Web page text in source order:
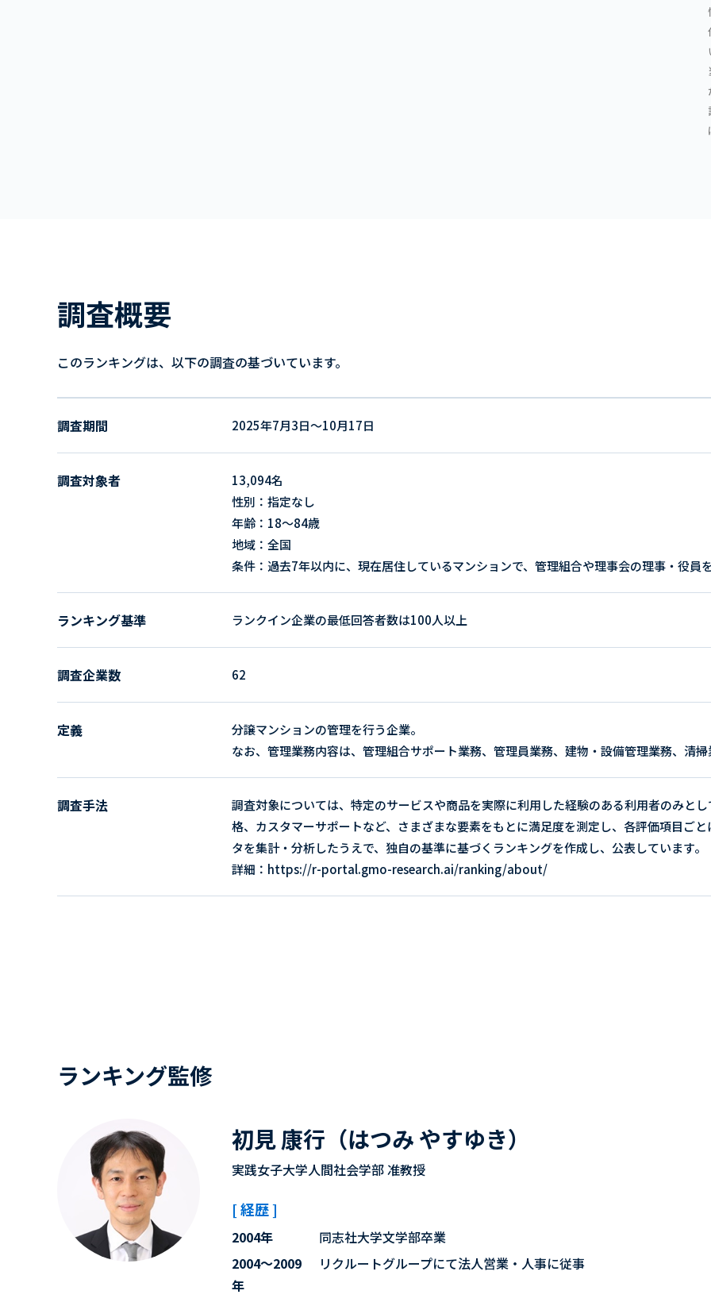
調査概要
このランキングは、以下の調査の基づいています。
調査期間 2025年7月3日～10月17日
調査対象者
13,094名
性別：指定なし
年齢：18～84歳
地域：全国
条件：過去7年以内に、現在居住しているマンションで、管理組合や理事会の理事・役員
ランキング基準 ランクイン企業の最低回答者数は100人以上
調査企業数 62
定義
分譲マンションの管理を行う企業。
なお、管理業務内容は、管理組合サポート業務、管理員業務、建物・設備管理業務、清掃
調査手法
調査対象については、特定のサービスや商品を実際に利用した経験のある利用者のみと
格、カスタマーサポートなど、さまざまな要素をもとに満足度を測定し、各評価項目ご
タを集計・分析したうえで、独自の基準に基づくランキングを作成し、公表しています。
詳細：https://r-portal.gmo-research.ai/ranking/about/
ランキング監修
初見 康行（はつみ やすゆき）
実践女子大学人間社会学部 准教授
[ 経歴 ]
2004年
同志社大学文学部卒業
2004～2009
年
リクルートグループにて法人営業・人事に従事